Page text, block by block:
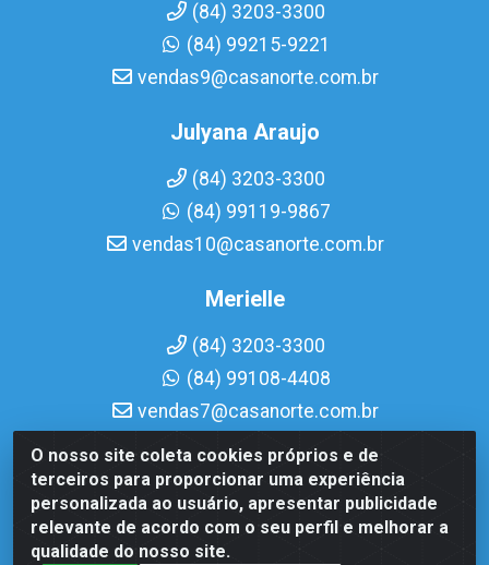
O nosso site coleta cookies próprios e de
terceiros para proporcionar uma experiência
personalizada ao usuário, apresentar publicidade
relevante de acordo com o seu perfil e melhorar a
qualidade do nosso site.
(84) 3203-3300
(84) 99215-9221
vendas9@casanorte.com.br
Julyana Araujo
(84) 3203-3300
(84) 99119-9867
vendas10@casanorte.com.br
Merielle
(84) 3203-3300
(84) 99108-4408
vendas7@casanorte.com.br
Casa Norte LTDA - Av. Interventor Mário Câmara, 1815 -
Dix-Sept Rosado, Natal/RN - CEP 59054-600 - CNPJ
08.713.513/0001-51